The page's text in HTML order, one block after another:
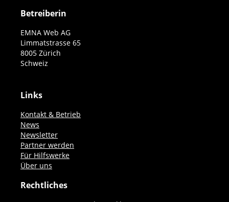
Betreiberin
EMNA Web AG
Limmatstrasse 65
8005 Zürich
Schweiz
Links
Kontakt & Betrieb
News
Newsletter
Partner werden
Für Hilfswerke
Über uns
Rechtliches